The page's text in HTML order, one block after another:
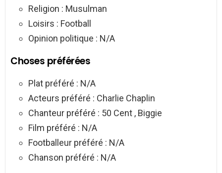
Religion : Musulman
Loisirs : Football
Opinion politique : N/A
Choses préférées
Plat préféré : N/A
Acteurs préféré : Charlie Chaplin
Chanteur préféré : 50 Cent , Biggie
Film préféré : N/A
Footballeur préféré : N/A
Chanson préféré : N/A